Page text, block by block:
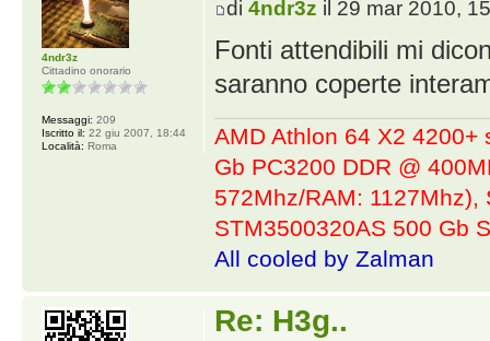
di 4ndr3z il 29 mar 2010,
Fonti attendibili mi
saranno coperte
AMD Athlon 64 X2 4200+
Gb PC3200 DDR @
572Mhz/RAM: 1127Mhz),
STM3500320AS 500 Gb
All cooled by Zalman
4ndr3z
Cittadino onorario
Messaggi: 209
Iscritto il: 22 giu 2007, 18:44
Località: Roma
Re: H3g..